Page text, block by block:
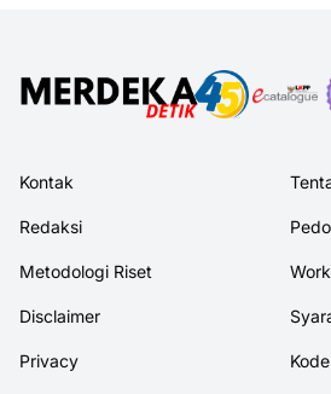
Kontak
Redaksi
Metodologi Riset
Disclaimer
Privacy